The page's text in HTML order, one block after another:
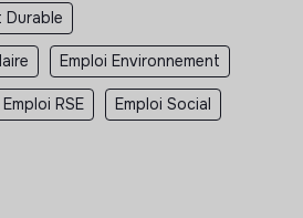
Durable
Emploi Environnement
Emploi RSE Emploi Social